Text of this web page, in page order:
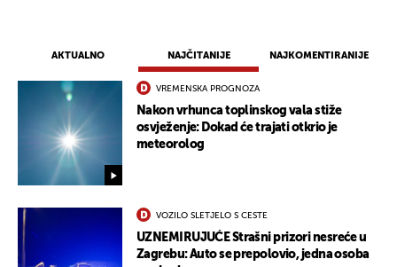
AKTUALNO NAJČITANIJE NAJKOMENTIRANIJE
VREMENSKA PROGNOZA
Nakon vrhunca toplinskog vala stiže
osvježenje: Dokad će trajati otkrio je
meteorolog
VOZILO SLETJELO S CESTE
UZNEMIRUJUĆE Strašni prizori nesreće u
Zagrebu: Auto se prepolovio, jedna osoba
UKLJUČITE NOTIFIKACIJE